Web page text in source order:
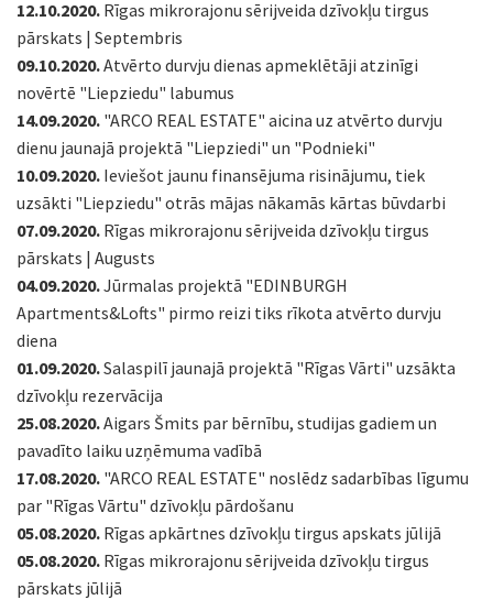
12.10.2020. Rīgas mikrorajonu sērijveida dzīvokļu tirgus
pārskats | Septembris
09.10.2020.Atvērto durvju dienas apmeklētāji atzinīgi
novērtē "Liepziedu" labumus
14.09.2020. "ARCO REAL ESTATE" aicina uz atvērto durvju
dienu jaunajā projektā "Liepziedi" un "Podnieki"
10.09.2020. Ieviešot jaunu finansējuma risinājumu, tiek
uzsākti "Liepziedu" otrās mājas nākamās kārtas būvdarbi
07.09.2020. Rīgas mikrorajonu sērijveida dzīvokļu tirgus
pārskats | Augusts
04.09.2020.Jūrmalas projektā "EDINBURGH
Apartments&Lofts" pirmo reizi tiks rīkota atvērto durvju
diena
01.09.2020.Salaspilī jaunajā projektā "Rīgas Vārti" uzsākta
dzīvokļu rezervācija
25.08.2020.Aigars Šmits par bērnību, studijas gadiem un
pavadīto laiku uzņēmuma vadībā
17.08.2020. "ARCO REAL ESTATE" noslēdz sadarbības līgumu
par "Rīgas Vārtu" dzīvokļu pārdošanu
05.08.2020. Rīgas apkārtnes dzīvokļu tirgus apskats jūlijā
05.08.2020. Rīgas mikrorajonu sērijveida dzīvokļu tirgus
pārskats jūlijā